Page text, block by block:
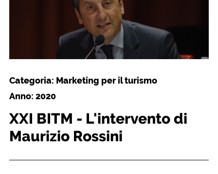
Categoria: Marketing per il turismo
Anno: 2020
XXI BITM - L'intervento di
Maurizio Rossini